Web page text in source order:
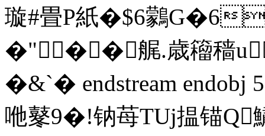
璇#畳P紙�$6鸏G�6
�"��艉.歳籕穑
�&`� endstream
咃鼕9�!钠苺TUj揾锚